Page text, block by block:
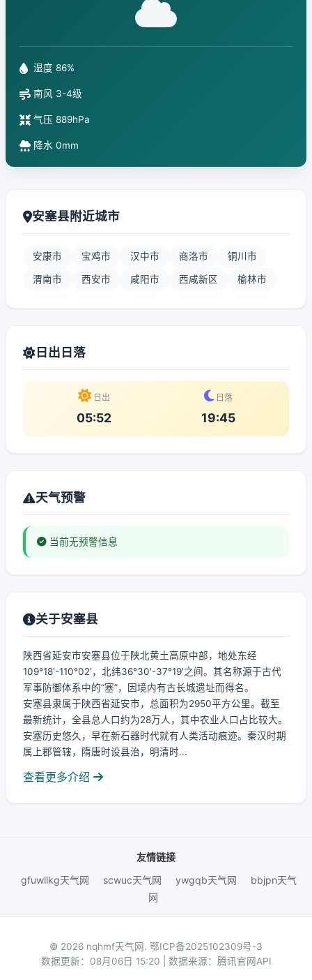
湿度 86%
南风 3-4级
气压 889hPa
降水 0mm
安塞县附近城市
安康市 宝鸡市 汉中市 商洛市 铜川市
渭南市 西安市 咸阳市 西咸新区 榆林市
日出日落
日出
05:52
日落
19:45
天气预警
当前无预警信息
关于安塞县
陕西省延安市安塞县位于陕北黄土高原中部，地处东经
109°18′-110°02′，北纬36°30′-37°19′之间。其名称源于古代
军事防御体系中的“塞”，因境内有古长城遗址而得名。
安塞县隶属于陕西省延安市，总面积为2950平方公里。截至
最新统计，全县总人口约为28万人，其中农业人口占比较大。
安塞历史悠久，早在新石器时代就有人类活动痕迹。秦汉时期
属上郡管辖，隋唐时设县治，明清时...
查看更多介绍
友情链接
gfuwllkg天气网
scwuc天气网 ywgqb天气网
bbjpn天气
网
© 2026 nqhmf天气网. 鄂ICP备2025102309号-3
数据更新：08月06日 15:20 | 数据来源：腾讯官网API